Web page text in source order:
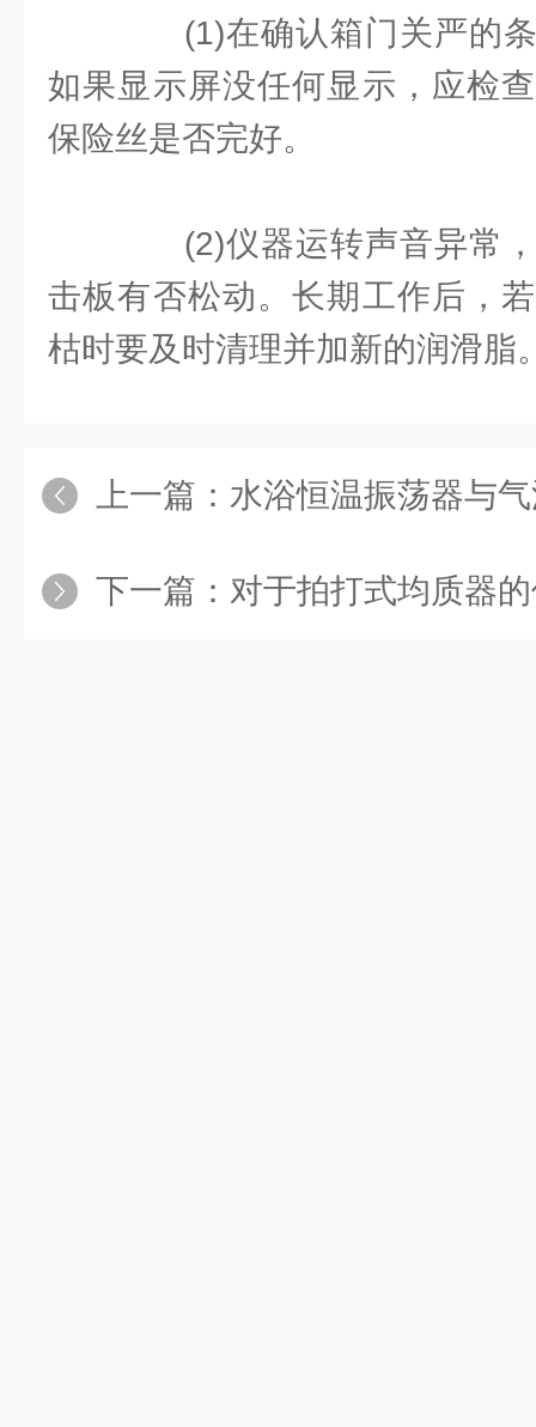
(1)在确认箱门关严的条
如果显示屏没任何显示，应检
保险丝是否完好。
(2)仪器运转声音异常，
击板有否松动。长期工作后，
枯时要及时清理并加新的润滑脂
上一篇： 水浴恒温振荡器与气浴
下一篇： 对于拍打式均质器的使用